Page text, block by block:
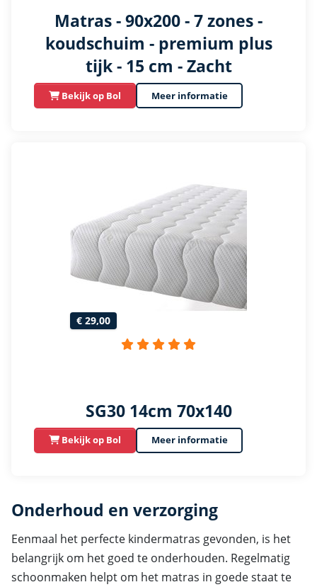
Matras - 90x200 - 7 zones -
koudschuim - premium plus
tijk - 15 cm - Zacht
Bekijk op Bol Meer informatie
€ 29,00
SG30 14cm 70x140
Bekijk op Bol Meer informatie
Onderhoud en verzorging
Eenmaal het perfecte kindermatras gevonden, is het
belangrijk om het goed te onderhouden. Regelmatig
schoonmaken helpt om het matras in goede staat te